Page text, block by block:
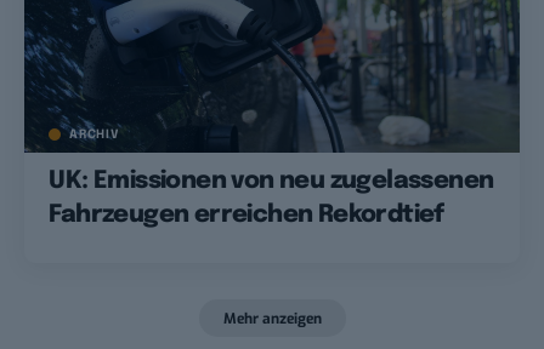
ARCHIV
UK: Emissionen von neu zugelassenen
Fahrzeugen erreichen Rekordtief
Mehr anzeigen